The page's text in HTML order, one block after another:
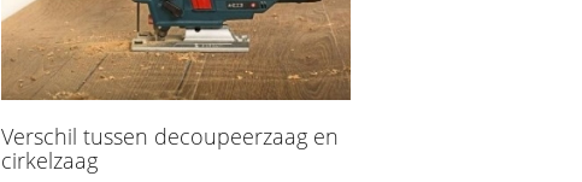
Verschil tussen decoupeerzaag en
cirkelzaag